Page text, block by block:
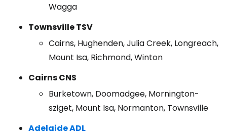
Wagga
Townsville TSV
Cairns, Hughenden, Julia Creek, Longreach,
Mount Isa, Richmond, Winton
Cairns CNS
Burketown, Doomadgee, Mornington-
sziget, Mount Isa, Normanton, Townsville
Adelaide ADL